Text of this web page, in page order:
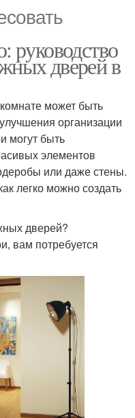
руководство
дверей в
может быть
организации
могут быть
элементов
или даже стены.
легко можно создать
дверей?
вам потребуется